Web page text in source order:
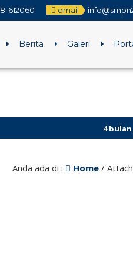
612060 email
Berita Galeri
4 bulan yang
Anda ada di : Home/